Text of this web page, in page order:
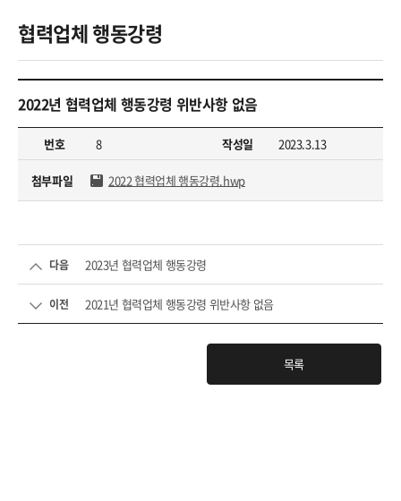
협력업체 행동강령
2022년 협력업체 행동강령 위반사항 없음
번호 8 작성일 2023.3.13
첨부파일 2022 협력업체 행동강령.hwp
다음 2023년 협력업체 행동강령
이전 2021년 협력업체 행동강령 위반사항 없음
목록